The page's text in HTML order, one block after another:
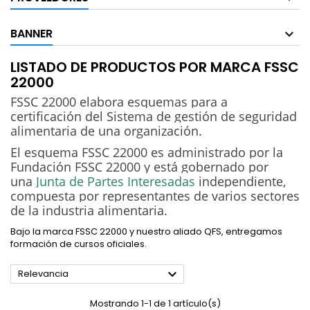
BANNER
LISTADO DE PRODUCTOS POR MARCA FSSC
22000
FSSC 22000 elabora esquemas para a
certificación del Sistema de gestión de seguridad
alimentaria de una organización.
El esquema FSSC 22000 es administrado por la
Fundación FSSC 22000 y está gobernado por
una Junta de Partes Interesadas independiente,
compuesta por representantes de varios sectores
de la industria alimentaria.
Bajo la marca FSSC 22000 y nuestro aliado QFS, entregamos
formación de cursos oficiales.
Relevancia 
Mostrando 1-1 de 1 artículo(s)